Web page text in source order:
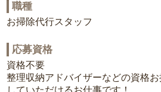
職種
お掃除代行スタッフ
応募資格
資格不要
整理収納アドバイザーなどの資格